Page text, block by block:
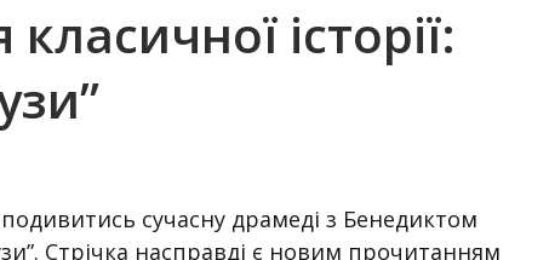
історії:
сучасну драмеді з Бенедиктом
Стрічка насправді є новим прочитанням